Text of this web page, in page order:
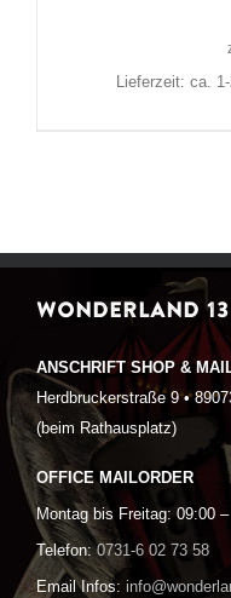
Lieferzeit: ca.
WONDERLAND
ANSCHRIFT SHOP &
Herdbruckerstraße 9 •
(beim Rathausplatz)
OFFICE MAILORDER
Montag bis Freitag: 09:00
Telefon: 0731-6 02 73 58
Email Infos: